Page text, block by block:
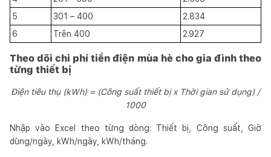
5
301 – 400
2.834
6
Trên 400 2.927
Theo dõi chi phí tiền điện mùa hè cho gia đình theo
từng thiết bị
Điện tiêu thụ (kWh) = (Công suất thiết bị x Thời gian sử dụng) /
1000
Nhập vào Excel theo từng dòng: Thiết bị, Công suất, Giờ
dùng/ngày, kWh/ngày, kWh/tháng.